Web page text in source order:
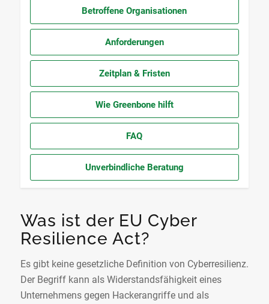
Betroffene Organisationen
Anforderungen
Zeitplan & Fristen
Wie Greenbone hilft
FAQ
Unverbindliche Beratung
Was ist der EU Cyber
Resilience Act?
Es gibt keine gesetzliche Definition von Cyberresilienz.
Der Begriff kann als Widerstandsfähigkeit eines
Unternehmens gegen Hackerangriffe und als